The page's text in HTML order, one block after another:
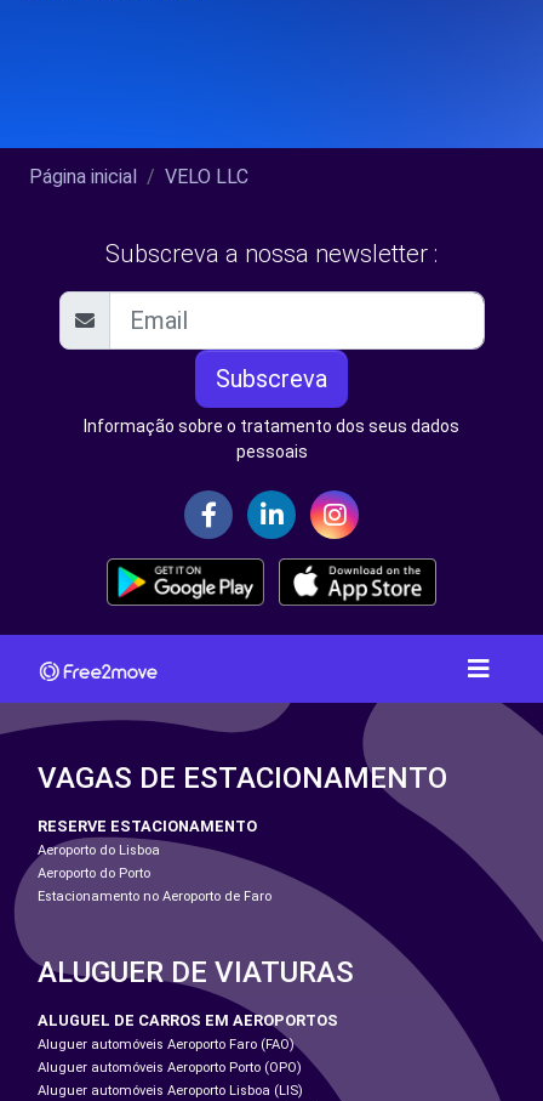
Página inicial VELO LLC
Subscreva a nossa newsletter :
Subscreva
Informação sobre o tratamento dos seus dados
pessoais
VAGAS DE ESTACIONAMENTO
RESERVE ESTACIONAMENTO
Aeroporto do Lisboa
Aeroporto do Porto
Estacionamento no Aeroporto de Faro
ALUGUER DE VIATURAS
ALUGUEL DE CARROS EM AEROPORTOS
Aluguer automóveis Aeroporto Faro (FAO)
Aluguer automóveis Aeroporto Porto (OPO)
Aluguer automóveis Aeroporto Lisboa (LIS)